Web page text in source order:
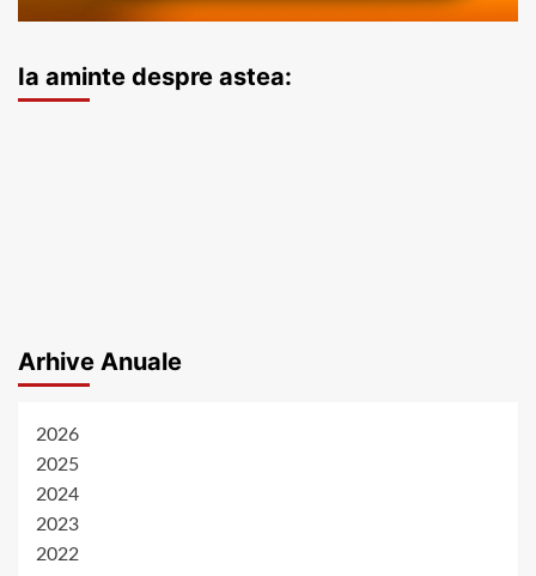
Ia aminte despre astea:
Arhive Anuale
2026
2025
2024
2023
2022